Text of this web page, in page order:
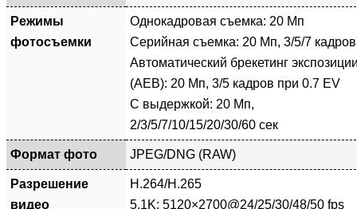
Режимы
фотосъемки
Однокадровая съемка: 20 Мп
Серийная съемка: 20 Мп, 3/5/7 кадров
Автоматический брекетинг
(AEB): 20 Мп, 3/5 кадров при 0.7 EV
С выдержкой: 20 Мп,
2/3/5/7/10/15/20/30/60 сек
Формат фото JPEG/DNG (RAW)
Разрешение
видео
H.264/H.265
5.1K: 5120×2700@24/25/30/48/50 fps